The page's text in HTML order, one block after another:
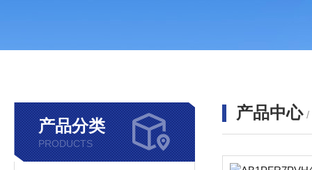
产品分类
PRODUCTS
产品中心 /